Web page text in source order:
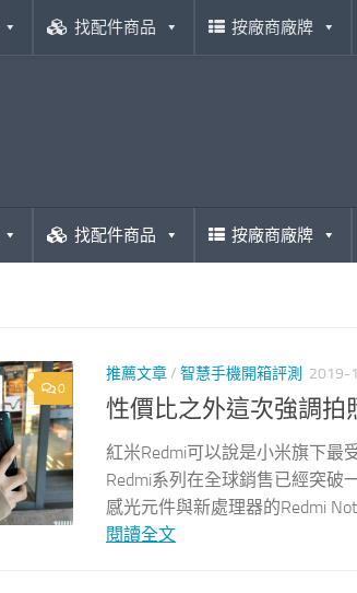
找配件商品 按廠商廠牌
找配件商品 按廠商廠牌
0
推薦文章/ 智慧手機開箱評測 2019-
性價比之外這次強調拍
紅米Redmi可以說是小米旗下最
Redmi系列在全球銷售已經突
感光元件與新處理器的Redmi
閱讀全文